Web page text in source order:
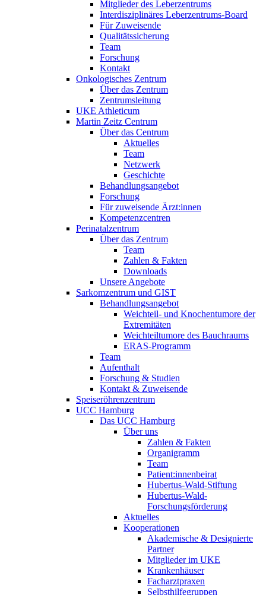
Mitglieder des Leberzentrums
Interdisziplinäres Leberzentrums-Board
Für Zuweisende
Qualitätssicherung
Team
Forschung
Kontakt
Onkologisches Zentrum
Über das Zentrum
Zentrumsleitung
UKE Athleticum
Martin Zeitz Centrum
Über das Centrum
Aktuelles
Team
Netzwerk
Geschichte
Behandlungsangebot
Forschung
Für zuweisende Ärzt:innen
Kompetenzcentren
Perinatalzentrum
Über das Zentrum
Team
Zahlen & Fakten
Downloads
Unsere Angebote
Sarkomzentrum und GIST
Behandlungsangebot
Weichteil- und Knochentumore der
Extremitäten
Weichteiltumore des Bauchraums
ERAS-Programm
Team
Aufenthalt
Forschung & Studien
Kontakt & Zuweisende
Speiseröhrenzentrum
UCC Hamburg
Das UCC Hamburg
Über uns
Zahlen & Fakten
Organigramm
Team
Patient:innenbeirat
Hubertus-Wald-Stiftung
Hubertus-Wald-
Forschungsförderung
Aktuelles
Kooperationen
Akademische & Designierte
Partner
Mitglieder im UKE
Krankenhäuser
Facharztpraxen
Selbsthilfegruppen